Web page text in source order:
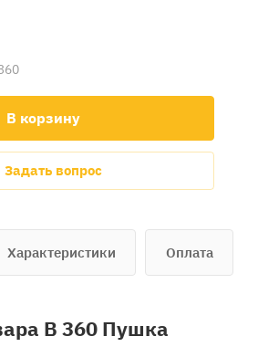
В корзину
Задать вопрос
Характеристики Оплата
B 360 Пушка